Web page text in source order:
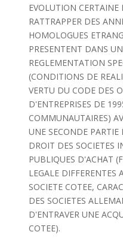
EVOLUTION
RATTRAPPER DES
HOMOLOGUES
PRESENTENT DANS
REGLEMENTATION
(CONDITIONS DE
VERTU DU CODE DES
D'ENTREPRISES DE
COMMUNAUTAIRES)
UNE SECONDE
DROIT DES SOCIETES
PUBLIQUES D'ACHAT
LEGALE
SOCIETE COTEE,
DES SOCIETES
D'ENTRAVER UNE
COTEE).